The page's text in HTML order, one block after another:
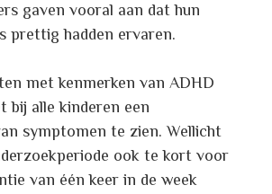
gaven vooral aan dat hun
prettig hadden ervaren.
met kenmerken van ADHD
bij alle kinderen een
symptomen te zien. Wellicht
ook te kort voor
van één keer in de week